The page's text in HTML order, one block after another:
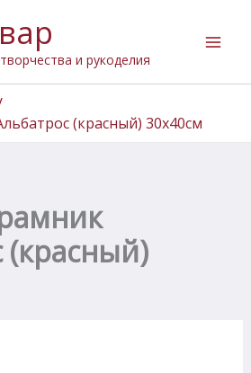
и рукоделия
(красный) 30х40см
(красный)